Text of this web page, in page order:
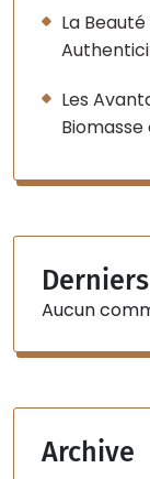
La
Les
Biomasse
Aucun
Archive